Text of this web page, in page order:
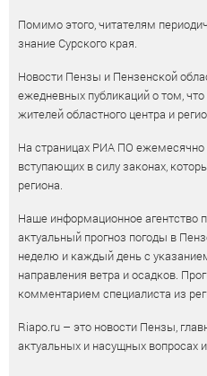
Помимо этого, читателям
знание Сурского края.
Новости Пензы и Пензенской
ежедневных публикаций о том,
жителей областного центра и
На страницах РИА ПО
вступающих в силу законах,
региона.
Наше информационное агентство
актуальный прогноз погоды в
неделю и каждый день с
направления ветра и осадков.
комментарием специалиста из
Riapo.ru – это новости Пензы,
актуальных и насущных вопросах